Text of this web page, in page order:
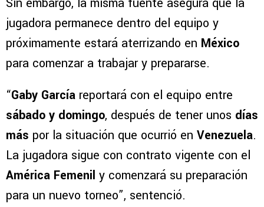
jugadora permanece dentro del equipo y
próximamente estará aterrizando en México
para comenzar a trabajar y prepararse.
“Gaby García reportará con el equipo entre
sábado y domingo, después de tener unos días
más por la situación que ocurrió en Venezuela.
La jugadora sigue con contrato vigente con el
América Femenil y comenzará su preparación
para un nuevo torneo”, sentenció.